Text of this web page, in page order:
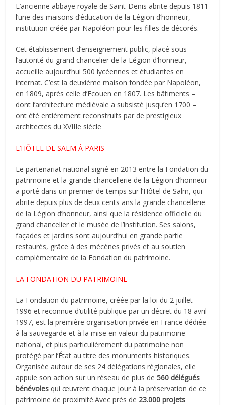
L’ancienne abbaye royale de Saint-Denis abrite depuis 1811
l’une des maisons d’éducation de la Légion d’honneur,
institution créée par Napoléon pour les filles de décorés.
Cet établissement d’enseignement public, placé sous
l’autorité du grand chancelier de la Légion d’honneur,
accueille aujourd’hui 500 lycéennes et étudiantes en
internat. C’est la deuxième maison fondée par Napoléon,
en 1809, après celle d’Ecouen en 1807. Les bâtiments –
dont l’architecture médiévale a subsisté jusqu’en 1700 –
ont été entièrement reconstruits par de prestigieux
architectes du XVIIIe siècle
L’HÔTEL DE SALM À PARIS
Le partenariat national signé en 2013 entre la Fondation du
patrimoine et la grande chancellerie de la Légion d’honneur
a porté dans un premier de temps sur l’Hôtel de Salm, qui
abrite depuis plus de deux cents ans la grande chancellerie
de la Légion d’honneur, ainsi que la résidence officielle du
grand chancelier et le musée de l’institution. Ses salons,
façades et jardins sont aujourd’hui en grande partie
restaurés, grâce à des mécènes privés et au soutien
complémentaire de la Fondation du patrimoine.
LA FONDATION DU PATRIMOINE
La Fondation du patrimoine, créée par la loi du 2 juillet
1996 et reconnue d’utilité publique par un décret du 18 avril
1997, est la première organisation privée en France dédiée
à la sauvegarde et à la mise en valeur du patrimoine
national, et plus particulièrement du patrimoine non
protégé par l’État au titre des monuments historiques.
Organisée autour de ses 24 délégations régionales, elle
appuie son action sur un réseau de plus de560 délégués
bénévoles qui œuvrent chaque jour à la préservation de ce
patrimoine de proximité.Avec près de 23.000 projets